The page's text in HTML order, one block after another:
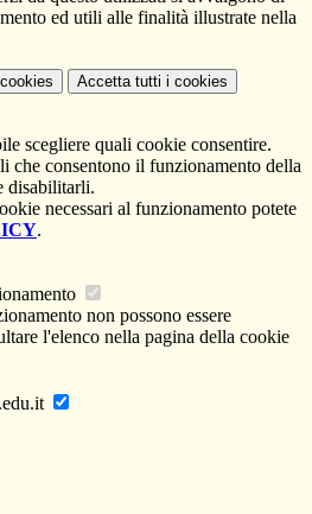
ed utili alle finalità illustrate nella
Accetta tutti i cookies
scegliere quali cookie consentire.
che consentono il funzionamento della
disabilitarli.
necessari al funzionamento potete
.
non possono essere
l'elenco nella pagina della cookie